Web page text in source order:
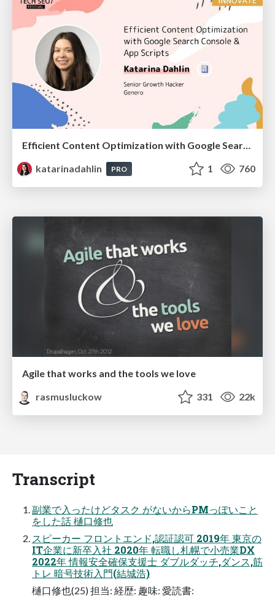
katarinadahlin
PRO 1 760
Agile that works and the tools we love
rasmusluckow
331 22k
Transcript
副業で入ったけどタスク がないからPMっぽいこと
をした話 樋口修也
スピーカー フロントエンド,認証認可 2019年 東京の
IT企業に新卒入社 2020年 転職し札幌で小売業DX
2022年 情報安全確保支援士 ダブルダッチ,ダンス,筋
トレ 暗号技術入門(結城浩)
樋口修也(25) 担当: 経歴: 趣味: 愛読書: